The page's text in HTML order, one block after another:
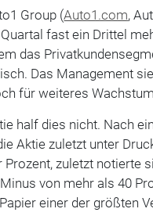
Group (Auto1.com,
fast ein Drittel
das
Das Management
für weiteres
half dies nicht. Nach
Aktie zuletzt unter
Prozent, zuletzt notierte
von mehr als 40
einer der größten